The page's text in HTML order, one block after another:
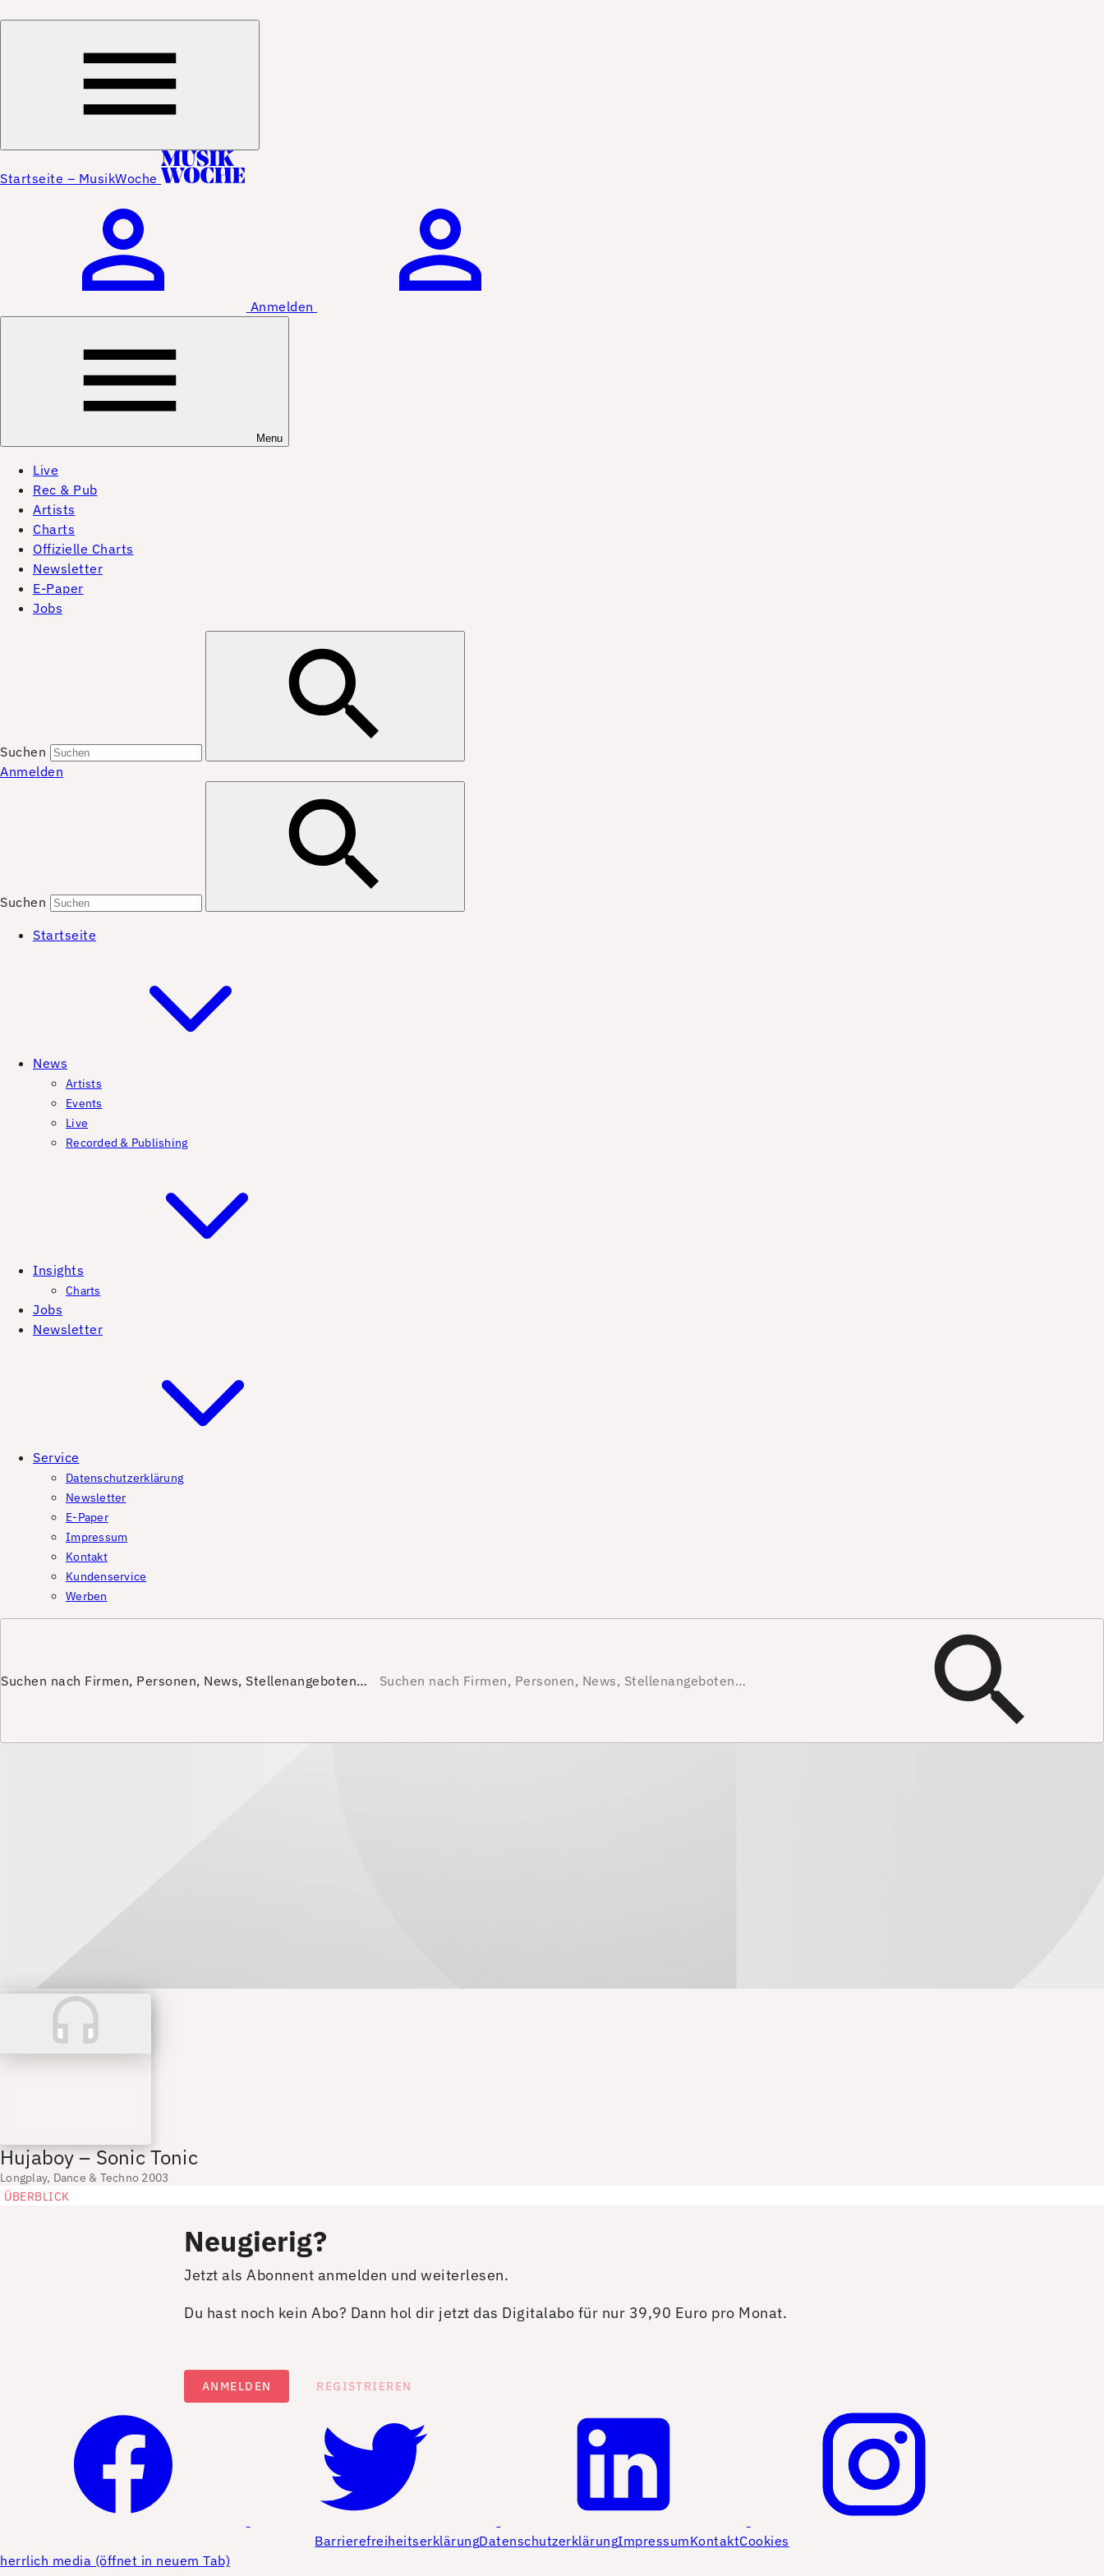
Startseite – MusikWoche
Anmelden
Menu
Live
Rec & Pub
Artists
Charts
Offizielle Charts
Newsletter
E-Paper
Jobs
Suchen
Anmelden
Suchen
Startseite
News
Artists
Events
Live
Recorded & Publishing
Insights
Charts
Jobs
Newsletter
Service
Datenschutzerklärung
Newsletter
E-Paper
Impressum
Kontakt
Kundenservice
Werben
Suchen nach Firmen, Personen, News, Stellenangeboten…
Hujaboy – Sonic Tonic
Longplay, Dance & Techno 2003
ÜBERBLICK
Neugierig?
Jetzt als Abonnent anmelden und weiterlesen.
Du hast noch kein Abo? Dann hol dir jetzt das Digitalabo für nur 39,90 Euro pro Monat.
ANMELDEN REGISTRIEREN
BarrierefreiheitserklärungDatenschutzerklärungImpressumKontaktCookies
herrlich media (öffnet in neuem Tab)